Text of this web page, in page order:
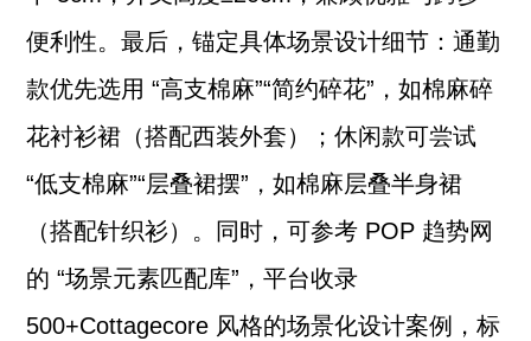
便利性。最后，锚定具体场景设计细节：通勤
款优先选用 “高支棉麻”“简约碎花”，如棉麻碎
花衬衫裙（搭配西装外套）；休闲款可尝试
“低支棉麻”“层叠裙摆”，如棉麻层叠半身裙
（搭配针织衫）。同时，可参考 POP 趋势网
的 “场景元素匹配库”，平台收录
500+Cottagecore 风格的场景化设计案例，标